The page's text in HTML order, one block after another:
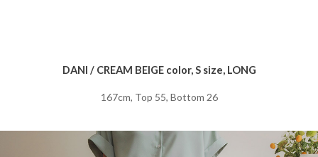
DANI / CREAM BEIGE color, S size, LONG
167cm, Top 55, Bottom 26